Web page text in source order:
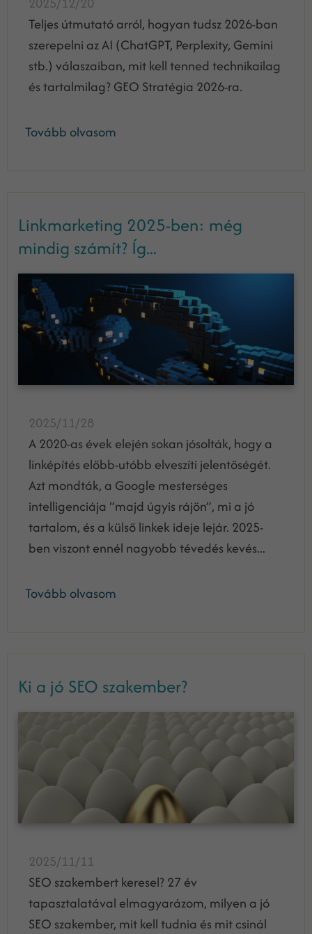
Teljes útmutató arról, hogyan tudsz 2026-ban
szerepelni az AI (ChatGPT, Perplexity, Gemini
stb.) válaszaiban, mit kell tenned technikailag
és tartalmilag? GEO Stratégia 2026-ra.
Tovább olvasom
Linkmarketing 2025-ben: még
mindig számít? Íg...
2025/11/28
A 2020-as évek elején sokan jósolták, hogy a
linképítés előbb-utóbb elveszíti jelentőségét.
Azt mondták, a Google mesterséges
intelligenciája “majd úgyis rájön”, mi a jó
tartalom, és a külső linkek ideje lejár. 2025-
ben viszont ennél nagyobb tévedés kevés...
Tovább olvasom
Ki a jó SEO szakember?
2025/11/11
SEO szakembert keresel? 27 év
tapasztalatával elmagyarázom, milyen a jó
SEO szakember, mit kell tudnia és mit csinál